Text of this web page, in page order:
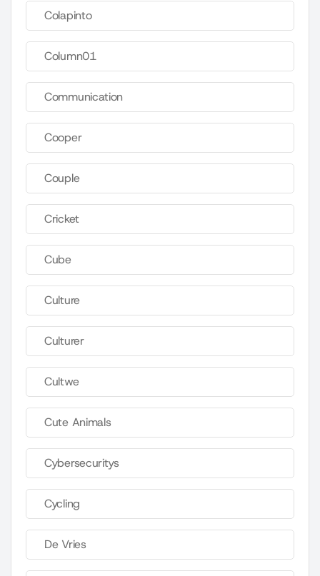
Colapinto
Column01
Communication
Cooper
Couple
Cricket
Cube
Culture
Culturer
Cultwe
Cute Animals
Cybersecuritys
Cycling
De Vries